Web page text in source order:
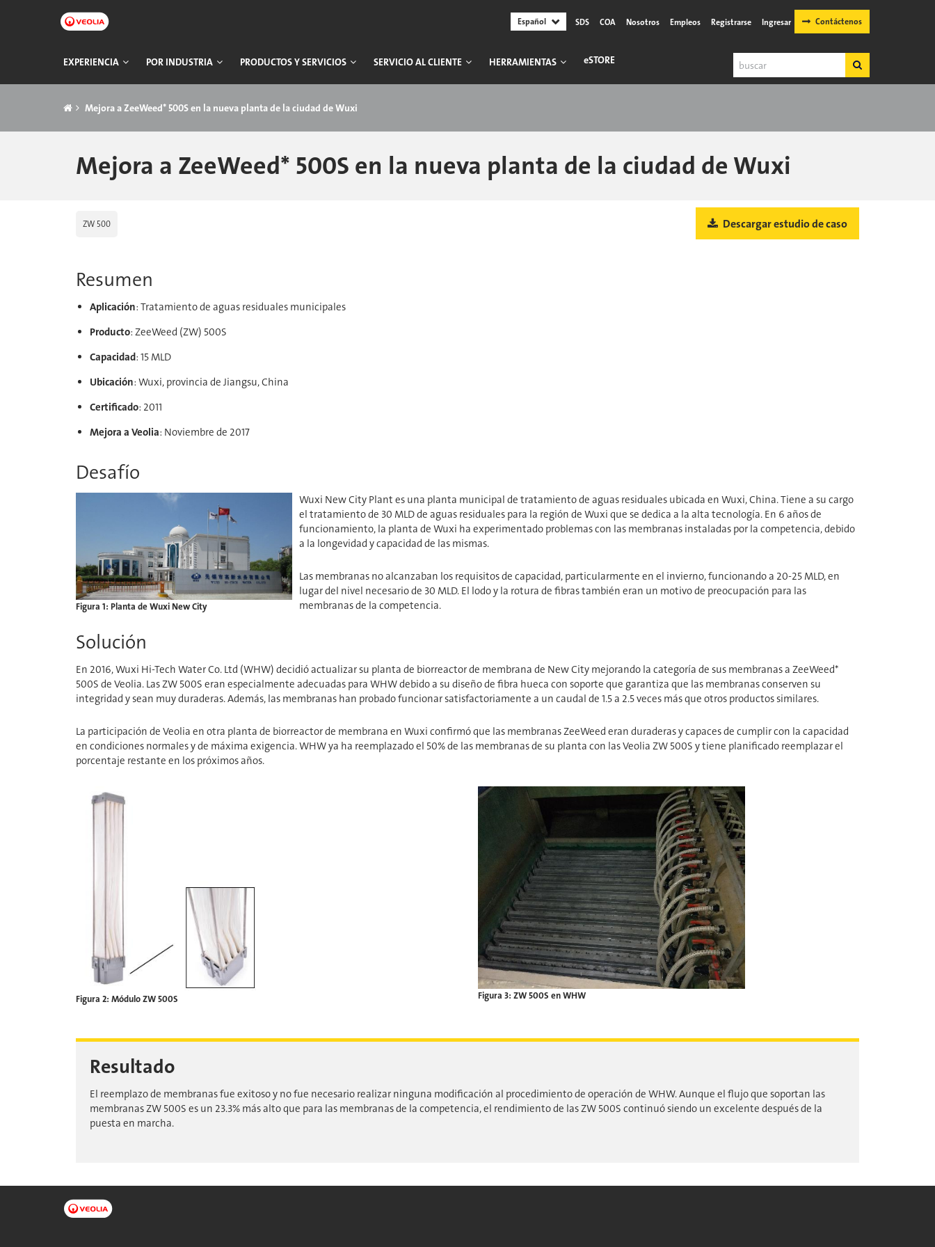
Español SDS COA Nosotros Empleos Registrarse Ingresar Contáctenos
Navegación
principal
EXPERIENCIA POR INDUSTRIA PRODUCTOS Y SERVICIOS SERVICIO AL CLIENTE HERRAMIENTAS ESTORE Buscar
Buscar
Mejora a ZeeWeed* 500S en la nueva planta de la ciudad de Wuxi
Mejora a ZeeWeed* 500S en la nueva planta de la ciudad de Wuxi
ZW 500 Descargar estudio de caso
Resumen
Aplicación: Tratamiento de aguas residuales municipales
Producto: ZeeWeed (ZW) 500S
Capacidad: 15 MLD
Ubicación: Wuxi, provincia de Jiangsu, China
Certificado: 2011
Mejora a Veolia​​​​​​​: Noviembre de 2017
Desafío
Figura 1: Planta de Wuxi New City
Wuxi New City Plant es una planta municipal de tratamiento de aguas residuales ubicada en Wuxi, China. Tiene a su cargo
el tratamiento de 30 MLD de aguas residuales para la región de Wuxi que se dedica a la alta tecnología. En 6 años de
funcionamiento, la planta de Wuxi ha experimentado problemas con las membranas instaladas por la competencia, debido
a la longevidad y capacidad de las mismas.
Las membranas no alcanzaban los requisitos de capacidad, particularmente en el invierno, funcionando a 20-25 MLD, en
lugar del nivel necesario de 30 MLD. El lodo y la rotura de fibras también eran un motivo de preocupación para las
membranas de la competencia.
Solución
En 2016, Wuxi Hi-Tech Water Co. Ltd (WHW) decidió actualizar su planta de biorreactor de membrana de New City mejorando la categoría de sus membranas a ZeeWeed*
500S de Veolia​​​​​​​. Las ZW 500S eran especialmente adecuadas para WHW debido a su diseño de fibra hueca con soporte que garantiza que las membranas conserven su
integridad y sean muy duraderas. Además, las membranas han probado funcionar satisfactoriamente a un caudal de 1.5 a 2.5 veces más que otros productos similares.
La participación de Veolia​​​​​​​ en otra planta de biorreactor de membrana en Wuxi confirmó que las membranas ZeeWeed eran duraderas y capaces de cumplir con la capacidad
en condiciones normales y de máxima exigencia. WHW ya ha reemplazado el 50% de las membranas de su planta con las Veolia​​​​​​​ ZW 500S y tiene planificado reemplazar el
porcentaje restante en los próximos años.
Figura 2: Módulo ZW 500S Figura 3: ZW 500S en WHW
Resultado
El reemplazo de membranas fue exitoso y no fue necesario realizar ninguna modificación al procedimiento de operación de WHW. Aunque el flujo que soportan las
membranas ZW 500S es un 23.3% más alto que para las membranas de la competencia, el rendimiento de las ZW 500S continuó siendo un excelente después de la
puesta en marcha.